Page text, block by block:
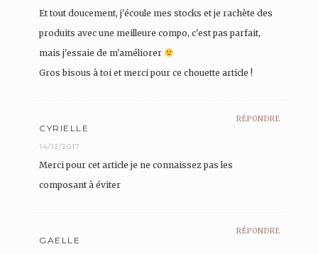
Et tout doucement, j'écoule mes stocks et je rachète des
produits avec une meilleure compo, c'est pas parfait,
mais j'essaie de m'améliorer
Gros bisous à toi et merci pour ce chouette article !
RÉPONDRE
CYRIELLE
14/12/2017
Merci pour cet article je ne connaissez pas les
composant à éviter
RÉPONDRE
GAELLE